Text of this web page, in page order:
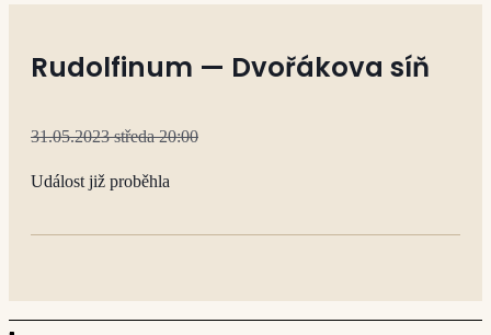
Rudolfinum — Dvořákova síň
31.05.2023 středa 20:00
Událost již proběhla